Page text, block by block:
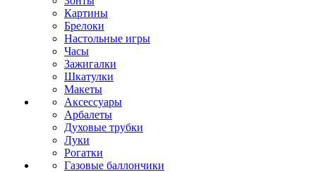
Картины
Брелоки
Настольные игры
Часы
Зажигалки
Шкатулки
Макеты
Аксессуары
Арбалеты
Духовые трубки
Луки
Рогатки
Газовые баллончики